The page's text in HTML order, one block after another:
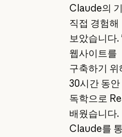
Claude의
직접 경험해
보았습니다.
웹사이트를
구축하기 위
30시간 동안
독학으로
배웠습니다.
Claude를